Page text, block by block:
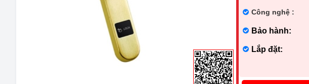
Công nghệ :
Bảo hành:
Lắp đặt: